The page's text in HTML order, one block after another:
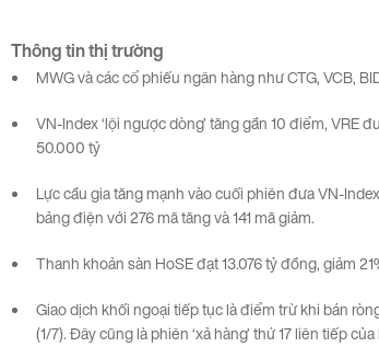
Thông tinthịtrường
MWG và các cổ phiếu ngân hàng như CTG, VCB,
VN-Index ‘lội ngược dòng’ tăng gần 10 điểm,
50.000 tỷ
Lực cầu gia tăng mạnh vào cuối phiên đưa VN-
bảng điện với 276 mã tăng và 141 mã giảm.
Thanh khoản sàn HoSE đạt 13.076 tỷ đồng, giảm
Giao dịch khối ngoại tiếp tục là điểm trừ khi bán
(1/7). Đây cũng là phiên ‘xả hàng’ thứ 17 liên tiếp